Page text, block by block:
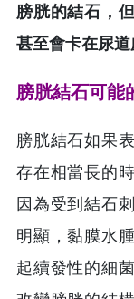
膀胱的結石，
甚至會卡在尿道
膀胱結石可能
膀胱結石如果
存在相當長的
因為受到結石
明顯，黏膜水
起續發性的細